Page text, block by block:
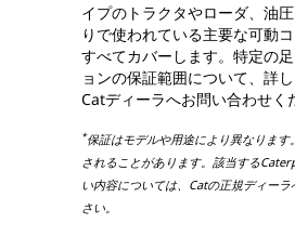
イプのトラクタやローダ、油
りで使われている主要な可動
すべてカバーします。特定の
ョンの保証範囲について、詳
Catディーラへお問い合わせく
*保証はモデルや用途により異なります
されることがあります。該当する
い内容については、Catの正規ディー
さい。